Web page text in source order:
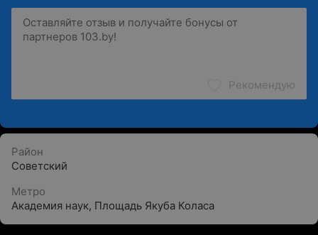
Рекомендую
Район
Советский
Метро
Академия наук, Площадь Якуба Коласа